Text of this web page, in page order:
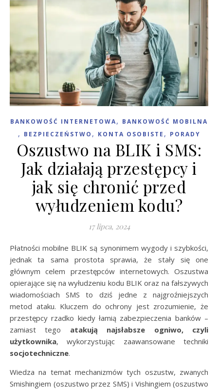
BANKOWOŚĆ INTERNETOWA, BANKOWOŚĆ MOBILNA
, BEZPIECZEŃSTWO , KONTA OSOBISTE , PORADY
Oszustwo na BLIK i SMS:
Jak działają przestępcy i
jak się chronić przed
wyłudzeniem kodu?
17 lipca, 2024
Płatności mobilne BLIK są synonimem wygody i szybkości,
jednak ta sama prostota sprawia, że stały się one
głównym celem przestępców internetowych. Oszustwa
opierające się na wyłudzeniu kodu BLIK oraz na fałszywych
wiadomościach SMS to dziś jedne z najgroźniejszych
metod ataku. Kluczem do ochrony jest zrozumienie, że
przestępcy rzadko kiedy łamią zabezpieczenia banków –
zamiast tego atakują najsłabsze ogniwo, czyli
użytkownika, wykorzystując zaawansowane techniki
socjotechniczne.
Wiedza na temat mechanizmów tych oszustw, zwanych
Smishingiem (oszustwo przez SMS) i Vishingiem (oszustwo